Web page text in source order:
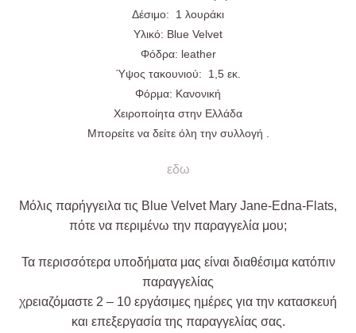
Δέσιμο: 1 λουράκι
Υλικό: Blue Velvet
Φόδρα: leather
Ύψος τακουνιού: 1,5 εκ.
Φόρμα: Κανονική
Χειροποίητα στην Ελλάδα
Μπορείτε να δείτε όλη την συλλογή .
εδω
Μόλις παρήγγειλα τις Blue Velvet Mary Jane-Edna-Flats,
πότε να περιμένω την παραγγελία μου;
Τα περισσότερα υποδήματα μας είναι διαθέσιμα κατόπιν
παραγγελίας
χρειαζόμαστε 2 – 10 εργάσιμες ημέρες για την κατασκευή
και επεξεργασία της παραγγελίας σας.